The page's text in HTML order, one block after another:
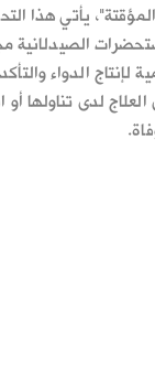
يأتي هذا
الصيدلانية
لإنتاج الدواء
لدى تناولها